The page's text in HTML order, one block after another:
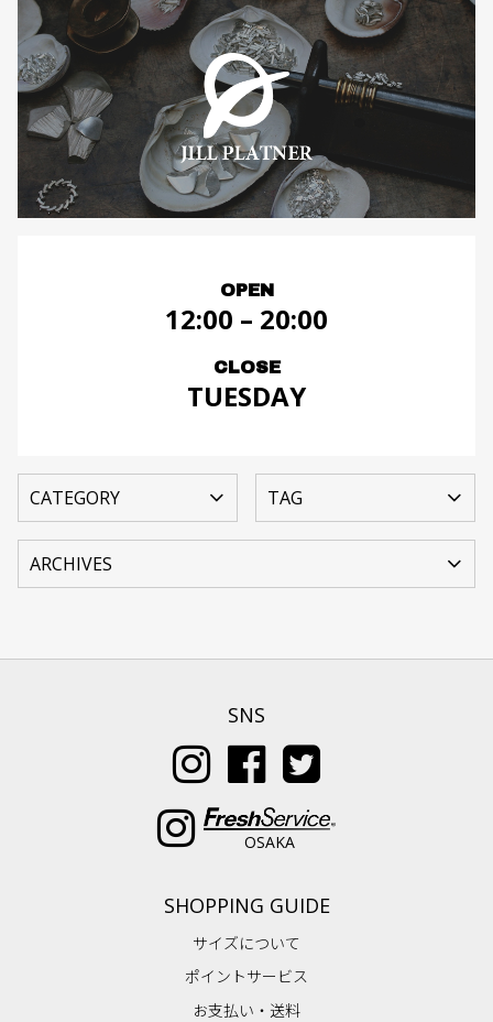
OPEN
12:00 – 20:00
CLOSE
TUESDAY
SNS
OSAKA
SHOPPING GUIDE
サイズについて
ポイントサービス
お支払い・送料